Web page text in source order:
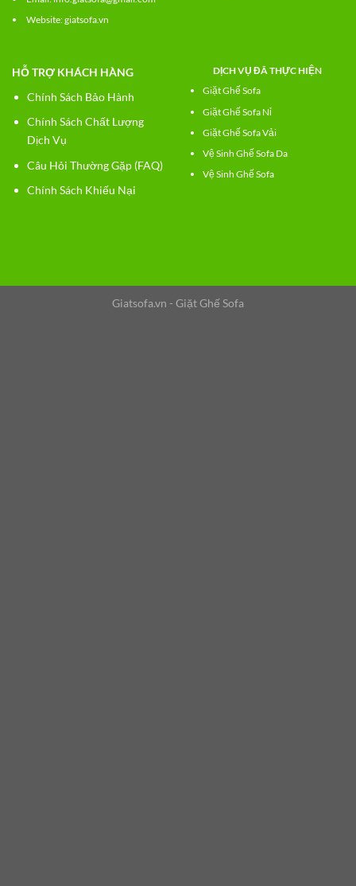
Website:giatsofa.vn
HỖ TRỢ KHÁCH HÀNG
Chính Sách Bảo Hành
Chính Sách Chất Lượng
Dịch Vụ
Câu Hỏi Thường Gặp (FAQ)
Chính Sách Khiếu Nại
DỊCH VỤ ĐÃ THỰC HIỆN
Giặt Ghế Sofa
Giặt Ghế Sofa Nỉ
Giặt Ghế Sofa Vải
Vệ Sinh Ghế Sofa Da
Vệ Sinh Ghế Sofa
Giatsofa.vn - Giặt Ghế Sofa